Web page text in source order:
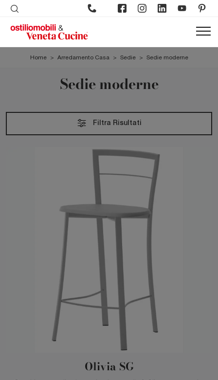
Home > Arredamento Casa > Sedie > Sedie moderne
Sedie moderne
Filtra Risultati
Olivia SG